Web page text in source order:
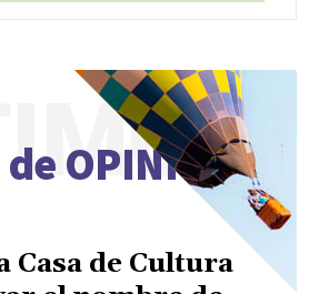
OPINIÓN
Casa de Cultura